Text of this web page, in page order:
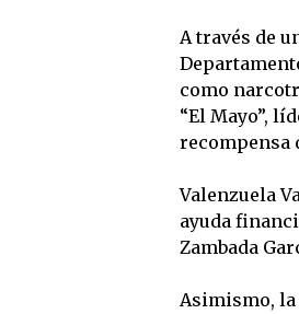
A través de
como
“El Mayo”,
recompensa
Valenzuela
ayuda
Zambada
Asimismo,